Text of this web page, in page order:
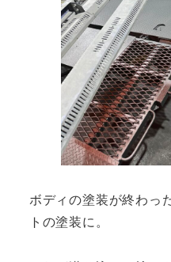
ボディの塗装が終わっ
トの塗装に。